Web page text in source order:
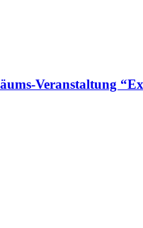
Veranstaltung